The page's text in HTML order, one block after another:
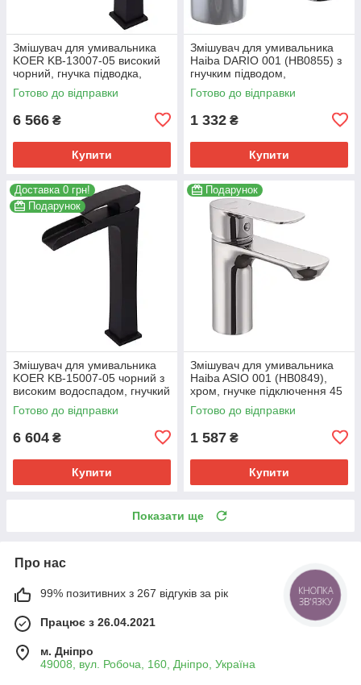
Змішувач для умивальника
KOER KB-13007-05 високий
чорний, гнучка підводка,
картридж 35 мм (KR3445)
Готово до відправки
6 566 ₴
Купити
Змішувач для умивальника
Haiba DARIO 001 (HB0855) з
гнучким підводом,
хромований (HB0855)
Готово до відправки
1 332 ₴
Купити
Доставка 0 грн!
Подарунок
Змішувач для умивальника
KOER KB-15007-05 чорний з
високим водоспадом, гнучкий
підвід. (KR3449)
Готово до відправки
6 604 ₴
Купити
Подарунок
Змішувач для умивальника
Haiba ASIO 001 (HB0849),
хром, гнучке підключення 45
см (HB0849)
Готово до відправки
1 587 ₴
Купити
Показати ще
Про нас
99% позитивних з 267 відгуків за рік
Працює з 26.04.2021
м. Дніпро
49008, вул. Робоча, 160, Дніпро, Україна
КНОПКА
ЗВ'ЯЗКУ